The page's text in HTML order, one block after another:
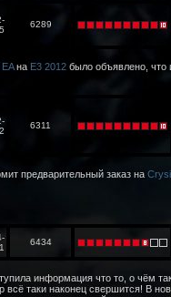
6289
на E3 2012 было объявлено, что
6311
предварительный заказ на
6434
информация что то, о чём
таки наконец свершится! В